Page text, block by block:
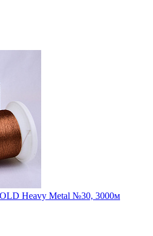
Heavy Metal №30, 3000м